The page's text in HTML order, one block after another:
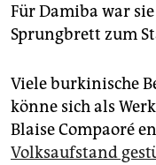
Für Damiba war
Sprungbrett zum
Viele burkinische
könne sich als
Blaise Compaoré
Volksaufstand